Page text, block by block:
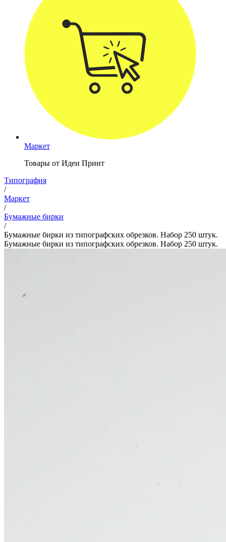
Маркет
Товары от Идеи Принт
Типография
/
Маркет
/
Бумажные бирки
/
Бумажные бирки из типографских обрезков. Набор 250 штук.
Бумажные бирки из типографских обрезков. Набор 250 штук.